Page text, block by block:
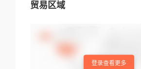
贸易区域
登录查看更多